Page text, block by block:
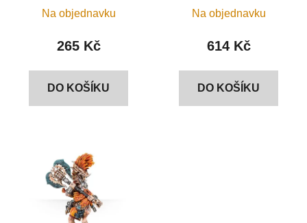
Na objednavku
265 Kč
DO KOŠÍKU
Na objednavku
614 Kč
DO KOŠÍKU